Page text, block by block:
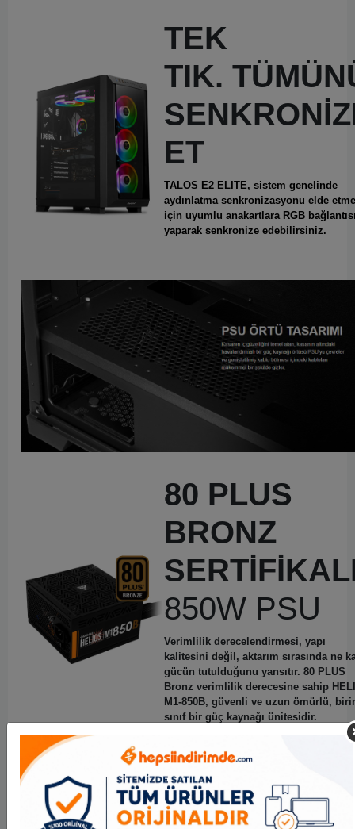
TEK
TIK.
ET
TALOS E2 ELITE, sistem genelinde
aydınlatma senkronizasyonu elde
için uyumlu anakartlara RGB
yaparak senkronize edebilirsiniz.
80 PLUS
BRONZ
850W PSU
Verimlilik derecelendirmesi, yapı
kalitesini değil, aktarım sırasında ne
gücün tutulduğunu yansıtır. 80 PLUS
Bronz verimlilik derecesine sahip
M1-850B, güvenli ve uzun ömürlü,
sınıf bir güç kaynağı ünitesidir.
Kasa Tipi
MID Tower
Anakart DesteğiATX、Mikro-ATX、Mini-ITX
Senkronizasyon
5V 3-Pinli Adreslenebilir
Başlık